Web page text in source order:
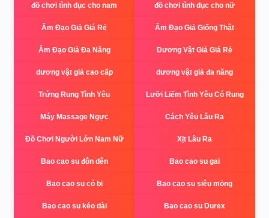
đồ chơi tình dục cho nam đồ chơi tình dục cho nữ
Âm Đạo Giả Giá Rẻ Âm Đạo Giả Giống Thật
Âm Đạo Giả Đa Năng Dương Vật Giả Giá Rẻ
dương vật giả cao cấp dương vật giả đa năng
Trứng Rung Tình Yêu Lưỡi Liếm Tình Yêu Có Rung
Máy Massage Ngực Cách Yêu Lâu Ra
Đồ Chơi Người Lớn Nam Nữ Xịt Lâu Ra
Bao cao su đôn dên Bao cao su gai
Bao cao su có bi Bao cao su siêu mỏng
Bao cao su kéo dài Bao cao su Durex